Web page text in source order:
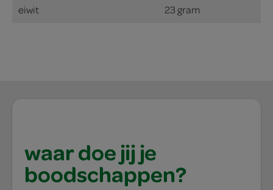
eiwit 23 gram
waar doe jij je
boodschappen?